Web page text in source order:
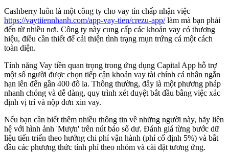
Cashberry luôn là một công ty cho vay tín chấp nhận việc
https://vaytiiennhanh.com/app-vay-tien/crezu-app/làm mà bạn phải
đến từ nhiều nơi. Công ty này cung cấp các khoản vay có thương
hiệu, điều cần thiết để cải thiện tình trạng mụn trứng cá một cách
toàn diện.
Tính năng Vay tiền quan trọng trong ứng dụng Capital App hỗ trợ
một số người được chọn tiếp cận khoản vay tài chính cá nhân ngắn
hạn lên đến gần 400 đô la. Thông thường, đây là một phương pháp
nhanh chóng và dễ dàng, quy trình xét duyệt bắt đầu bằng việc xác
định vị trí và nộp đơn xin vay.
Nếu bạn cần biết thêm nhiều thông tin về những người này, hãy liên
hệ với hình ảnh 'Mượn' trên nút báo số dư. Đánh giá từng bước dữ
liệu tiến triển theo hướng chi phí vận hành (phí cố định 5%) và bắt
đầu các phương thức tính phí theo nhóm và cài đặt tương ứng.